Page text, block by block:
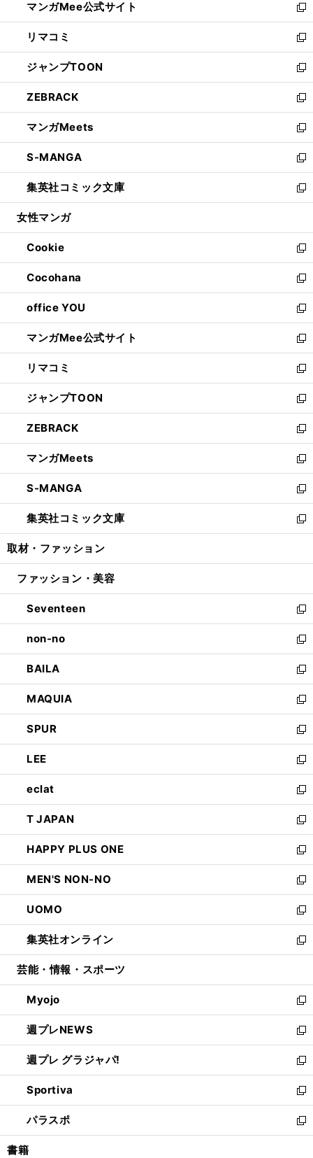
く
ド
ウ
で
開
く
ィ
ン
ド
ウ
で
開
く
い
ウ
ィ
ン
ド
ウ
で
開
く
マンガMee公式サイト
新
し
い
ウ
ィ
ン
ド
ウ
で
開
く
リマコミ
新
し
い
ウ
ィ
ン
ド
ウ
で
開
く
ジャンプTOON
新
し
い
ウ
ィ
ン
ド
ウ
で
開
ZEBRACK
新
し
い
ウ
ィ
ン
ド
ウ
開
く
マンガMeets
新
し
い
ウ
ィ
ン
ウ
で
開
く
S-MANGA
新
し
い
ウ
ン
ド
ウ
で
開
く
集英社コミック文庫
新
し
ウ
ィ
ン
ド
ウ
で
開
く
女性マンガ
Cookie
新
し
い
ウ
ィ
ン
ド
ウ
で
開
く
Cocohana
新
し
い
ウ
ィ
ン
ド
ウ
で
開
く
office YOU
新
し
い
ウ
ィ
ン
ド
ウ
で
開
く
マンガMee公式サイト
新
し
い
ウ
ィ
ン
ド
ウ
で
開
く
リマコミ
新
し
い
ウ
ィ
ン
ド
ウ
で
開
く
ジャンプTOON
新
し
い
ウ
ィ
ン
ド
ウ
で
開
ZEBRACK
新
し
い
ウ
ィ
ン
ド
ウ
開
マンガMeets
新
し
い
ウ
ィ
ン
ウ
開
く
S-MANGA
新
し
い
ウ
ン
ウ
で
開
く
集英社コミック文庫
新
し
ウ
ン
ド
ウ
で
開
く
取材・ファッション
ファッション・美容
Seventeen
新
し
い
ウ
ィ
ン
ド
ウ
で
開
く
non-no
新
し
い
ウ
ィ
ン
ド
ウ
で
開
く
BAILA
新
し
い
ウ
ィ
ン
ド
ウ
で
開
く
MAQUIA
新
し
い
ウ
ィ
ン
ド
ウ
で
開
く
SPUR
新
し
い
ウ
ィ
ン
ド
ウ
で
開
く
LEE
新
し
い
ウ
ィ
ン
ド
ウ
で
開
く
eclat
新
し
い
ウ
ィ
ン
ド
ウ
で
開
く
T JAPAN
新
し
い
ウ
ィ
ン
ド
ウ
で
開
HAPPY PLUS ONE
新
し
い
ウ
ィ
ン
ド
ウ
開
く
MEN'S NON-NO
新
し
い
ウ
ィ
ン
ウ
で
開
く
UOMO
新
し
い
ウ
ン
ド
ウ
で
開
く
集英社オンライン
新
し
ウ
ィ
ン
ド
ウ
で
開
く
芸能・情報・スポーツ
Myojo
新
し
い
ウ
ィ
ン
ド
ウ
で
開
週プレNEWS
新
し
い
ウ
ィ
ン
ド
ウ
週プレ グラジャパ!
新
し
い
ウ
ィ
ン
Sportiva
新
し
い
ウ
パラスポ
新
し
書籍